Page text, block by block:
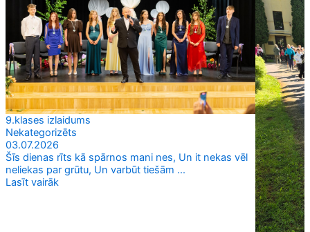
9.klases izlaidums
Nekategorizēts
03.07.2026
Šīs dienas rīts kā spārnos mani nes, Un it nekas vēl
neliekas par grūtu, Un varbūt tiešām ...
Lasīt vairāk